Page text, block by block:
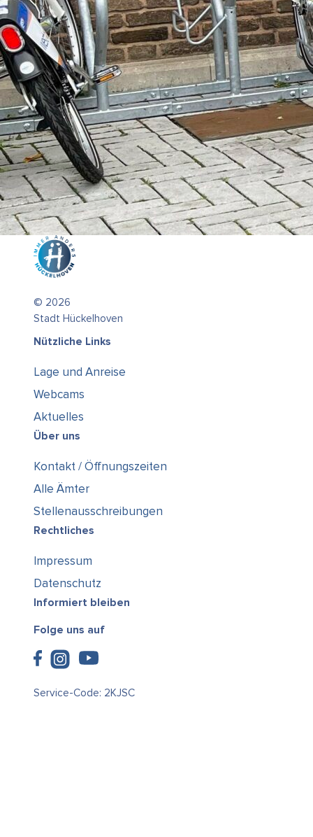
© 2026
Stadt Hückelhoven
Nützliche Links
Lage und Anreise
Webcams
Aktuelles
Über uns
Kontakt / Öffnungszeiten
Alle Ämter
Stellenausschreibungen
Rechtliches
Impressum
Datenschutz
Informiert bleiben
Folge uns auf
Service-Code: 2KJSC